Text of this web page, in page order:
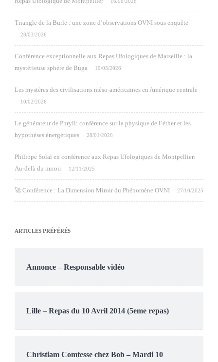
Triangle de la Burle : une zone d’observations OVNI sous enquête
28/03/2026
Conférence exceptionnelle aux Repas Ufologiques de Marseille : la
mystérieuse sphère de Buga
19/03/2026
Les mystères des civilisations méso-américaines en Amérique centrale
10/02/2026
Le générateur de Phryll: conférence sur la physique de l’éther et les
hypothèses énergétiques
28/01/2026
Philippe Solal en conférence aux Repas Ufologiques de Montpellier:
Au-delà du miroir
12/11/2025
🚀 Conférence : La Dimension Miroir du Phénomène OVNI 27/10/2025
ARTICLES PRÉFÉRÉS
Annonce – Responsable vidéo
Lille – Repas du 10 Avril 2014 (5eme repas)
Christiam Comtesse chez Bob – Mardi 10